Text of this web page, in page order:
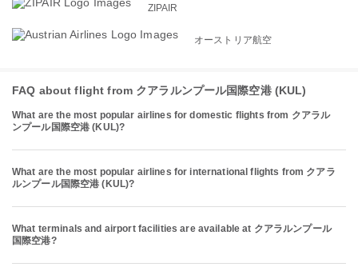
ZIPAIR
オーストリア航空
FAQ about flight from クアラルンプール国際空港 (KUL)
What are the most popular airlines for domestic flights from クアラル
ンプール国際空港 (KUL)?
What are the most popular airlines for international flights from クアラ
ルンプール国際空港 (KUL)?
What terminals and airport facilities are available at クアラルンプール
国際空港?